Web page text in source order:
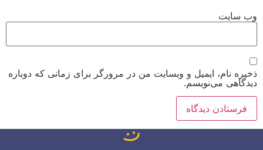
وب‌ سایت
ذخیره نام، ایمیل و وبسایت من در مرورگر برای زمانی که دوباره
دیدگاهی می‌نویسم.